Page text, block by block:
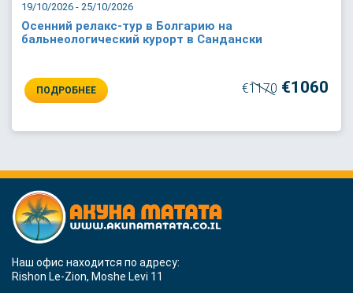
19/10/2026 - 25/10/2026
Осенний релакс-тур в Болгарию на
бальнеологический курорт в Сандански
ПОДРОБНЕЕ €1170 €1060
Наш офис находится по адресу:
Rishon Le-Zion, Moshe Levi 11